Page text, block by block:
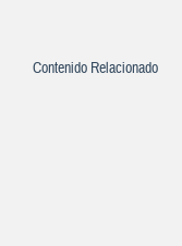
Contenido Relacionado